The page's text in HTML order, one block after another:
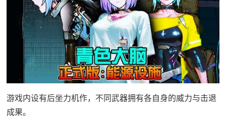
游戏内设有后坐力机作，不同武器拥有各自身的威力与击退
成果。